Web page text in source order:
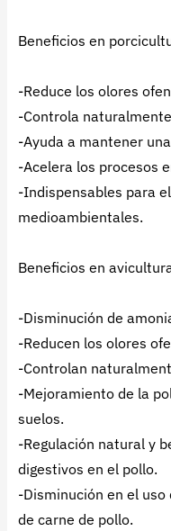
Beneficios en
-Reduce los olores
-Controla
-Ayuda a mantener
-Acelera los procesos
-Indispensables para
medioambientales.
Beneficios en
-Disminución de
-Reducen los olores
-Controlan
-Mejoramiento de la
suelos.
-Regulación natural y
digestivos en el pollo.
-Disminución en el
de carne de pollo.